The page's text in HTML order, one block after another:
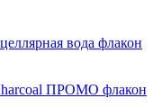
вода флакон
ПРОМО флакон